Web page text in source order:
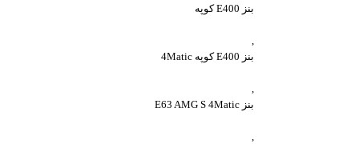
بنز E400 کوپه
,
بنز E400 کوپه 4Matic
,
بنز E63 AMG S 4Matic
,